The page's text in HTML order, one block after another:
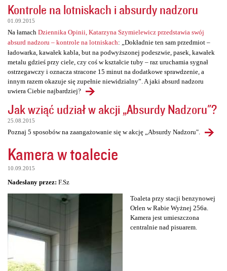
Kontrole na lotniskach i absurdy nadzoru
01.09.2015
Na łamach Dziennika Opinii, Katarzyna Szymielewicz przedstawia swój
absurd nadzoru – kontrole na lotniskach: „Dokładnie ten sam przedmiot –
ładowarka, kawałek kabla, but na podwyższonej podeszwie, pasek, kawałek
metalu gdzieś przy ciele, czy coś w kształcie tuby – raz uruchamia sygnał
ostrzegawczy i oznacza stracone 15 minut na dodatkowe sprawdzenie, a
innym razem okazuje się zupełnie niewidzialny”. A jaki absurd nadzoru
uwiera Ciebie najbardziej?
Jak wziąć udział w akcji „Absurdy Nadzoru"?
25.08.2015
Poznaj 5 sposobów na zaangażowanie się w akcję „Absurdy Nadzoru".
Kamera w toalecie
10.09.2015
Nadesłany przez: F.Sz
Toaleta przy stacji benzynowej
Orlen w Rabie Wyżnej 256a.
Kamera jest umieszczona
centralnie nad pisuarem.